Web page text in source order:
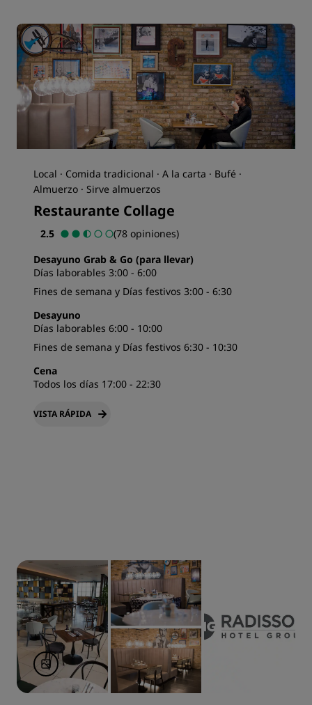
Local · Comida tradicional · A la carta · Bufé ·
Almuerzo · Sirve almuerzos
Restaurante Collage
2.5
(78 opiniones)
Desayuno Grab & Go (para llevar)
Días laborables 3:00 - 6:00
Fines de semana y Días festivos 3:00 - 6:30
Desayuno
Días laborables 6:00 - 10:00
Fines de semana y Días festivos 6:30 - 10:30
Cena
Todos los días 17:00 - 22:30
VISTA RÁPIDA